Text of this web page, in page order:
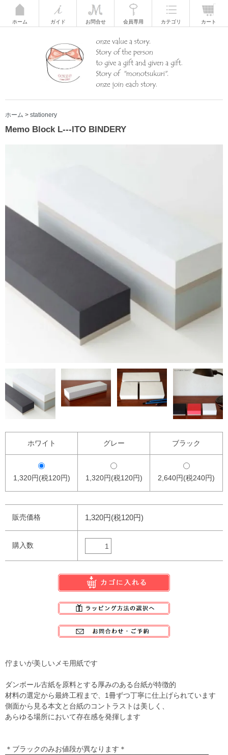
ホーム ガイド お問合せ 会員専用 カテゴリ カート
ホーム > stationery
Memo Block L---ITO BINDERY
ホワイト グレー ブラック
1,320円(税120円) 1,320円(税120円) 2,640円(税240円)
販売価格 1,320円(税120円)
購入数
佇まいが美しいメモ用紙です
ダンボール古紙を原料とする厚みのある台紙が特徴的
材料の選定から最終工程まで、1冊ずつ丁寧に仕上げられています
側面から見る本文と台紙のコントラストは美しく、
あらゆる場所において存在感を発揮します
＊ブラックのみお値段が異なります＊